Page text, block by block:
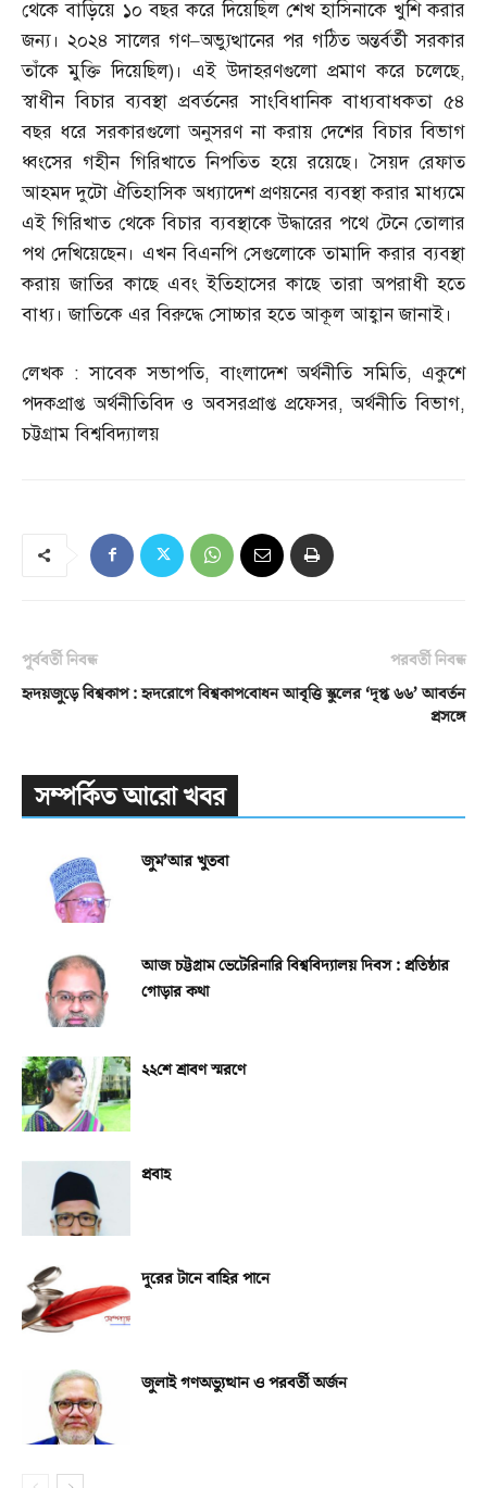
থেকে বাড়িয়ে ১০ বছর করে দিয়েছিল শেখ হাসিনাকে খুশি করার
জন্য। ২০২৪ সালের গণ–অভ্যুত্থানের পর গঠিত অন্তর্বর্তী সরকার
তাঁকে মুক্তি দিয়েছিল)। এই উদাহরণগুলো প্রমাণ করে চলেছে,
স্বাধীন বিচার ব্যবস্থা প্রবর্তনের সাংবিধানিক বাধ্যবাধকতা ৫৪
বছর ধরে সরকারগুলো অনুসরণ না করায় দেশের বিচার বিভাগ
ধ্বংসের গহীন গিরিখাতে নিপতিত হয়ে রয়েছে। সৈয়দ রেফাত
আহমদ দুটো ঐতিহাসিক অধ্যাদেশ প্রণয়নের ব্যবস্থা করার মাধ্যমে
এই গিরিখাত থেকে বিচার ব্যবস্থাকে উদ্ধারের পথে টেনে তোলার
পথ দেখিয়েছেন। এখন বিএনপি সেগুলোকে তামাদি করার ব্যবস্থা
করায় জাতির কাছে এবং ইতিহাসের কাছে তারা অপরাধী হতে
বাধ্য। জাতিকে এর বিরুদ্ধে সোচ্চার হতে আকূল আহ্বান জানাই।
লেখক :সাবেক সভাপতি,বাংলাদেশ অর্থনীতি সমিতি,একুশে
পদকপ্রাপ্ত অর্থনীতিবিদ ও অবসরপ্রাপ্ত প্রফেসর,অর্থনীতি বিভাগ,
চট্টগ্রাম বিশ্ববিদ্যালয়
পূর্ববর্তী নিবন্ধ
হৃদয়জুড়ে বিশ্বকাপ : হৃদরোগে বিশ্বকাপ
পরবর্তী নিবন্ধ
বোধন আবৃত্তি স্কুলের ‘দৃপ্ত ৬৬’ আবর্তন
প্রসঙ্গে
সম্পর্কিত আরো খবর
জুম’আর খুতবা
আজ চট্টগ্রাম ভেটেরিনারি বিশ্ববিদ্যালয় দিবস : প্রতিষ্ঠার
গোড়ার কথা
২২শে শ্রাবণ স্মরণে
প্রবাহ
দূরের টানে বাহির পানে
জুলাই গণঅভ্যুত্থান ও পরবর্তী অর্জন